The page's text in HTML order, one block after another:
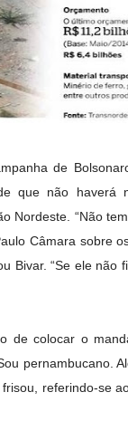
de
que não haverá
Nordeste. “Não
Câmara sobre
Bivar. “Se ele não
de colocar o
pernambucano.
referindo-se